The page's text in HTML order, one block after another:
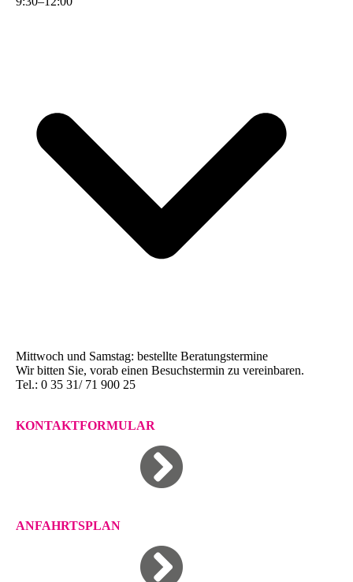
Mittwoch und Samstag: bestellte Beratungstermine
Wir bitten Sie, vorab einen Besuchstermin zu vereinbaren.
Tel.: 0 35 31/ 71 900 25
KONTAKTFORMULAR
ANFAHRTSPLAN